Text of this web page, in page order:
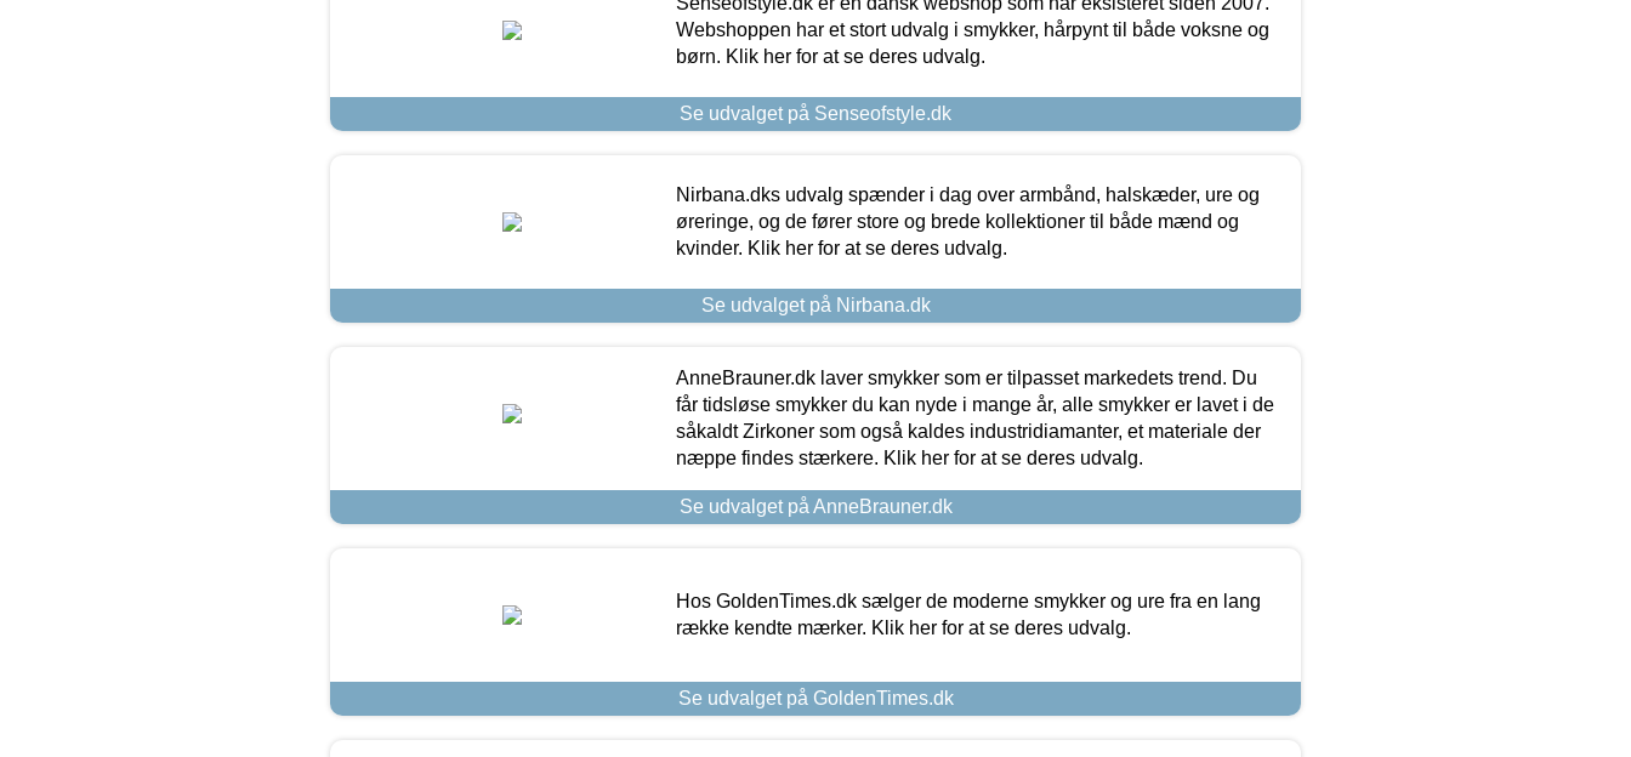
Webshoppen har et stort udvalg i smykker, hårpynt til både voksne og
børn. Klik her for at se deres udvalg.
Se udvalget på Senseofstyle.dk
Nirbana.dks udvalg spænder i dag over armbånd, halskæder, ure og
øreringe, og de fører store og brede kollektioner til både mænd og
kvinder. Klik her for at se deres udvalg.
Se udvalget på Nirbana.dk
AnneBrauner.dk laver smykker som er tilpasset markedets trend. Du
får tidsløse smykker du kan nyde i mange år, alle smykker er lavet i de
såkaldt Zirkoner som også kaldes industridiamanter, et materiale der
næppe findes stærkere. Klik her for at se deres udvalg.
Se udvalget på AnneBrauner.dk
Hos GoldenTimes.dk sælger de moderne smykker og ure fra en lang
række kendte mærker. Klik her for at se deres udvalg.
Se udvalget på GoldenTimes.dk